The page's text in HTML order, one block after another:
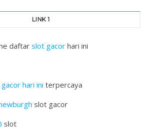
LINK 1
daftarslot gacor hari ini
hari ini terpercaya
slot gacor
slot